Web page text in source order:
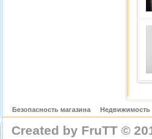
Безопасность магазина Недвижимость
Created by FruTT ©